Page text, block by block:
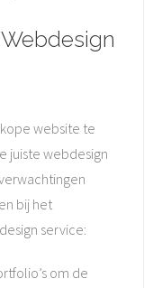
website te
juiste webdesign
bij het
service:
om de